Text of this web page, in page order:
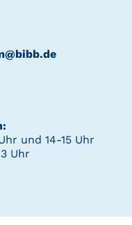
und 14-15 Uhr
Uhr